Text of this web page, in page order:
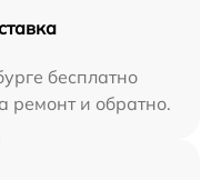
бесплатно
ремонт и обратно.